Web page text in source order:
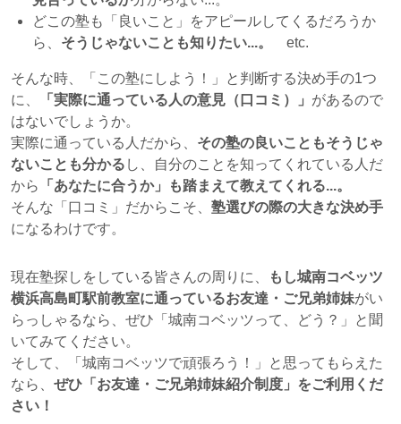
どこの塾も「良いこと」をアピールしてくるだろうか
ら、 そうじゃないことも知りたい...。 etc.
そんな時、「この塾にしよう！」と判断する決め手の1つ
に、
「実際に通っている人の意見（口コミ）」 があるので
はないでしょうか。
実際に通っている人だから、 その塾の良いこともそうじゃ
ないことも分かる し、自分のことを知ってくれている人だ
から
「あなたに合うか」も踏まえて教えてくれる...。
そんな「口コミ」だからこそ、 塾選びの際の大きな決め手
になるわけです。
現在塾探しをしている皆さんの周りに、
もし城南コベッツ
横浜高島町駅前教室に通っているお友達・ご兄弟姉妹がい
らっしゃるなら、ぜひ「城南コベッツって、どう？」と聞
いてみてください。
そして、「城南コベッツで頑張ろう！」と思ってもらえた
なら、 ぜひ「お友達・ご兄弟姉妹紹介制度」をご利用くだ
さい！